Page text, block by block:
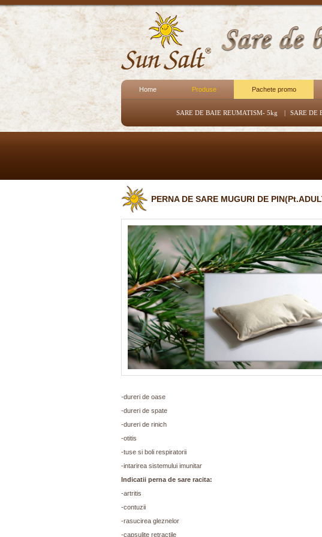
Home Produse Pachete promo
SARE DE BAIE REUMATISM- 5kg | SARE DE
PERNA DE SARE MUGURI DE
-dureri de oase
-dureri de spate
-dureri de rinich
-otitis
-tuse si boli respiratorii
-intarirea sistemului imunitar
Indicatii perna de sare racita:
-artritis
-contuzii
-rasucirea gleznelor
-capsulite retractile